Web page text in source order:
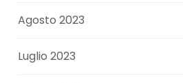
Agosto 2023
Luglio 2023